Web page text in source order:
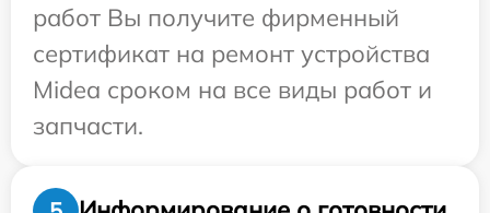
работ Вы получите фирменный
сертификат на ремонт устройства
Midea сроком на все виды работ и
запчасти.